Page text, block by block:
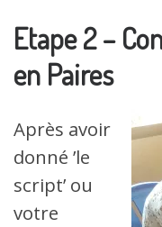
Etape 2 –
en Paires
Après avoir
donné ’le
script’ ou
votre